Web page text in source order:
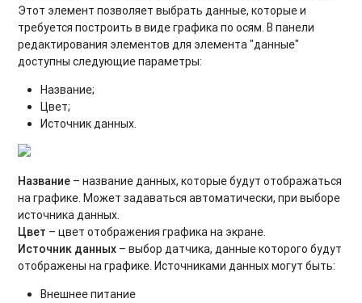
Этот элемент позволяет выбрать данные, которые и
требуется построить в виде графика по осям. В панели
редактирования элементов для элемента "данные"
доступны следующие параметры:
Название;
Цвет;
Источник данных.
Название – название данных, которые будут отображаться
на графике. Может задаваться автоматически, при выборе
источника данных.
Цвет – цвет отображения графика на экране.
Источник данных – выбор датчика, данные которого будут
отображены на графике. Источниками данных могут быть:
Внешнее питание